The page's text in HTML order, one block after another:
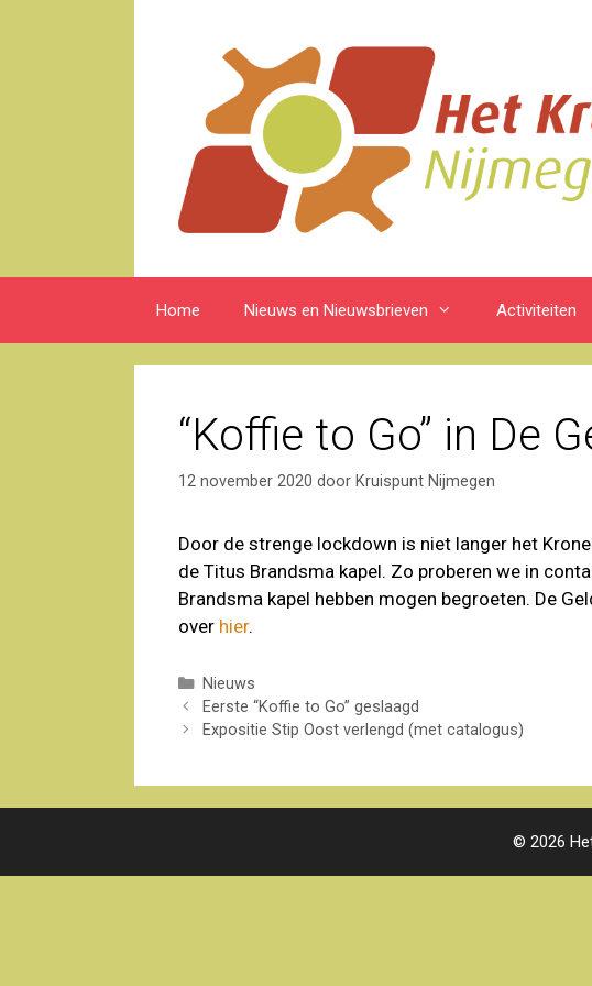
Home Nieuws en Nieuwsbrieven Activiteiten
“Koffie to Go” in De
12 november 2020 door Kruispunt Nijmegen
Door de strenge lockdown is niet langer het
de Titus Brandsma kapel. Zo proberen we in
Brandsma kapel hebben mogen begroeten. De
over hier.
Categorieën
Nieuws
Eerste “Koffie to Go” geslaagd
Expositie Stip Oost verlengd (met catalogus)
© 2026